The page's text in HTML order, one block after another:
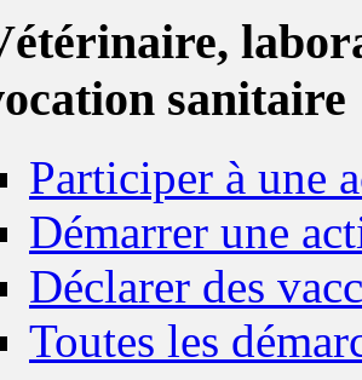
sanitaire
Participer à une
Démarrer une
Déclarer des
Toutes les